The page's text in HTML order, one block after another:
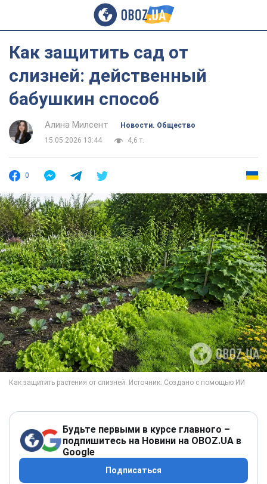
Как защитить сад от
слизней: действенный
бабушкин способ
Алина Милсент
Новости. Общество
15.05.2026 13:44
4,6 т.
0
Будьте первыми в курсе главного –
подпишитесь на Новини на OBOZ.UA в
Google
Подписаться